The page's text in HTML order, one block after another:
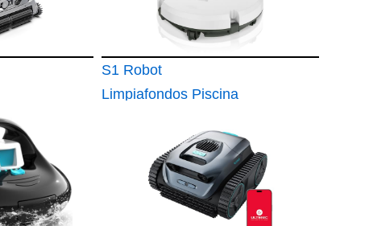
S1 Robot
Limpiafondos Piscina